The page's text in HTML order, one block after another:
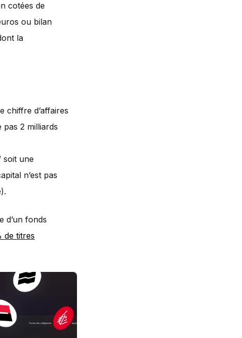
cotées de
ou bilan
la
chiffre d’affaires
pas 2 milliards
soit une
n’est pas
d’un fonds
de titres